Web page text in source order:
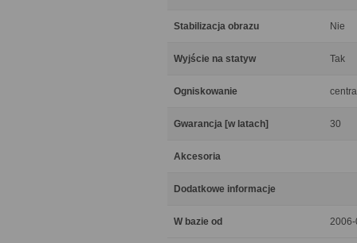
Stabilizacja obrazu Nie
Wyjście na statyw Tak
Ogniskowanie
Gwarancja [w latach] 30
Akcesoria
Dodatkowe informacje
W bazie od